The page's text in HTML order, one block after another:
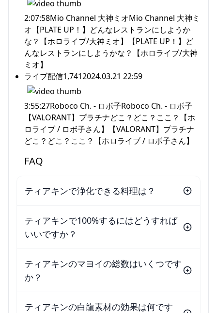
2:07:58Mio Channel 大神ミオMio Channel 大神ミ
オ【PLATE UP！】どんなレストランにしようか
な？【ホロライブ/大神ミオ】【PLATE UP！】ど
んなレストランにしようかな？【ホロライブ/大神
ミオ】
ライブ配信1,7412024.03.21 22:59
3:55:27Roboco Ch. - ロボ子Roboco Ch. - ロボ子
【VALORANT】プラチナどこ？どこ？ここ？【ホ
ロライブ / ロボ子さん】【VALORANT】プラチナ
どこ？どこ？ここ？【ホロライブ / ロボ子さん】
FAQ
ティアキンで浄化できる料理は？
ティアキンで100%するにはどうすれば
いいですか？
ティアキンのマヨイの総数はいくつです
か？
ティアキンの白龍素材の効果は何です